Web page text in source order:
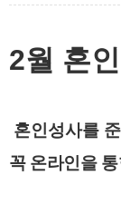
2월 혼
혼인성사를
꼭 온라인을